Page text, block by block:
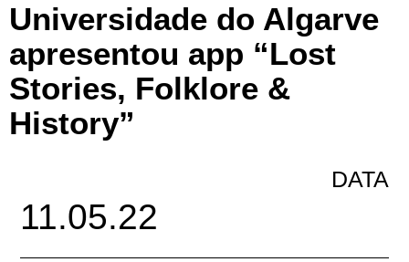
Universidade do Algarve
apresentou app “Lost
Stories, Folklore &
History”
DATA
11.05.22